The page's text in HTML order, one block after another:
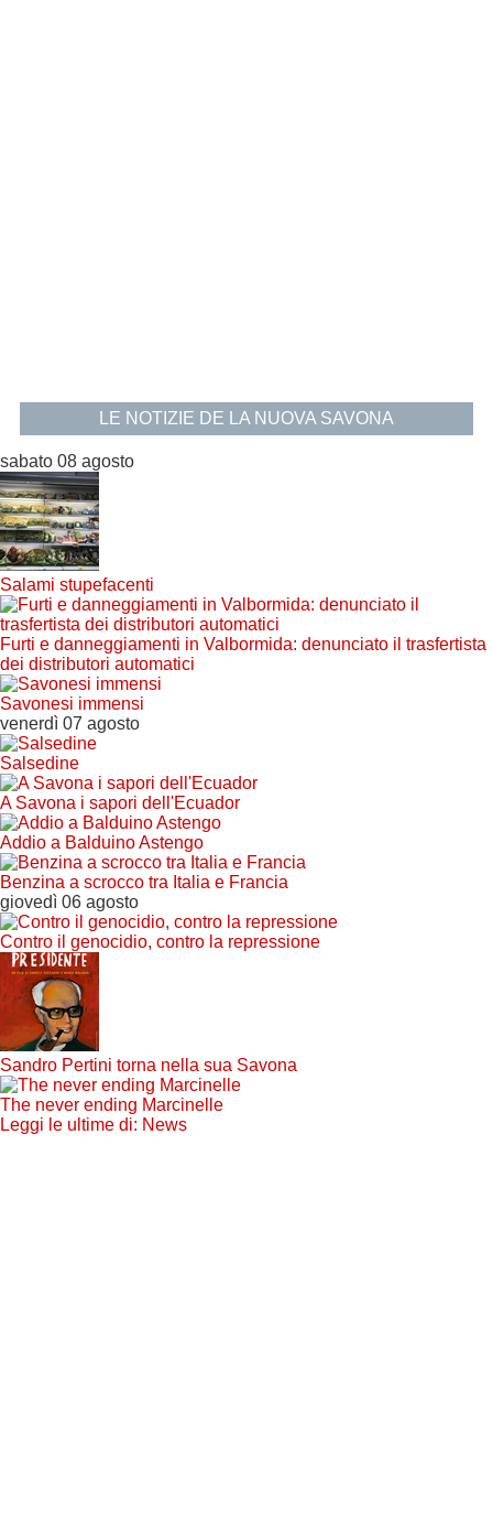
LE NOTIZIE DE LA NUOVA SAVONA
sabato 08 agosto
Salami stupefacenti
Furti e danneggiamenti in Valbormida: denunciato il trasfertista
dei distributori automatici
Savonesi immensi
venerdì 07 agosto
Salsedine
A Savona i sapori dell'Ecuador
Addio a Balduino Astengo
Benzina a scrocco tra Italia e Francia
giovedì 06 agosto
Contro il genocidio, contro la repressione
Sandro Pertini torna nella sua Savona
The never ending Marcinelle
Leggi le ultime di: News